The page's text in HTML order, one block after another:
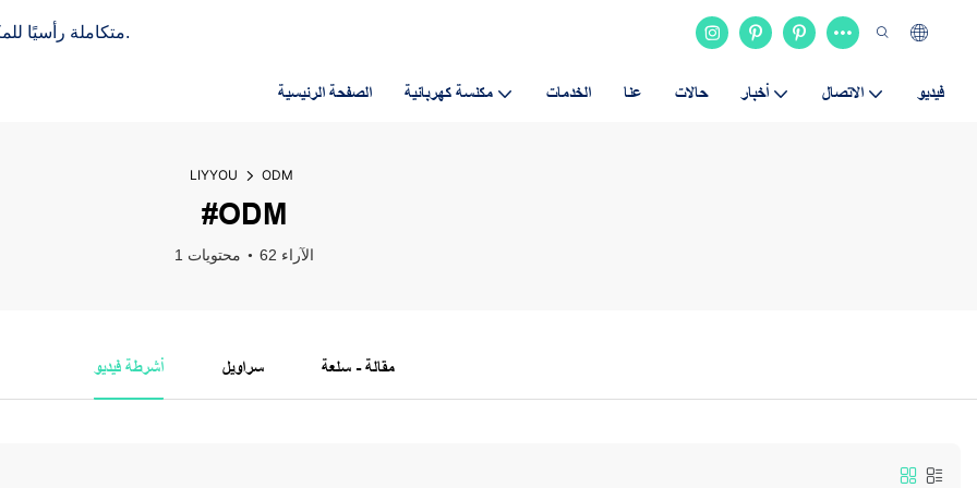
LIYYOU - شركة تصنيع OEM/ODM متكاملة رأسيًا للمكانس الكهربائية منذ عام 2013.
الصفحة الرئيسية مكنسة كهربائية الخدمات عنا حالات أخبار الاتصال فيديو
LIYYOU ODM
#ODM
1 محتويات 62 الآراء
أشرطة فيديو سراويل مقالة - سلعة